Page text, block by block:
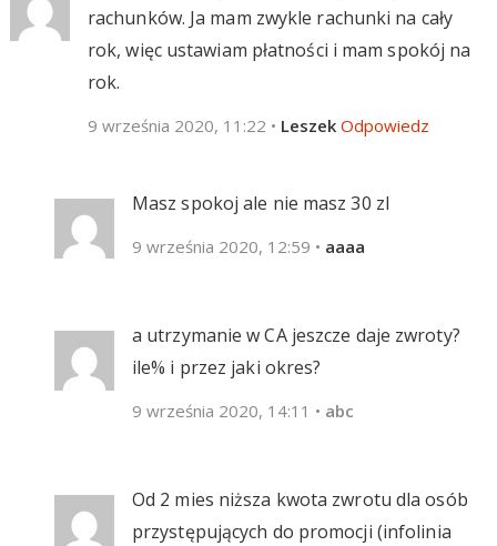
rachunków. Ja mam zwykle rachunki na cały
rok, więc ustawiam płatności i mam spokój na
rok.
9 września 2020, 11:22 • Leszek Odpowiedz
Masz spokoj ale nie masz 30 zl
9 września 2020, 12:59 • aaaa
a utrzymanie w CA jeszcze daje zwroty?
ile% i przez jaki okres?
9 września 2020, 14:11 • abc
Od 2 mies niższa kwota zwrotu dla osób
przystępujących do promocji (infolinia